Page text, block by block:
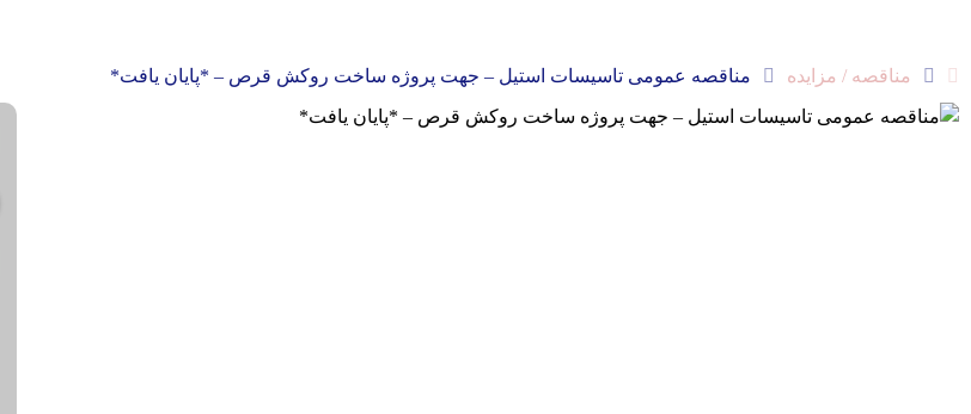
مناقصه / مزایده مناقصه عمومی تاسیسات استیل – جهت پروژه ساخت روکش قرص – *پایان یافت*